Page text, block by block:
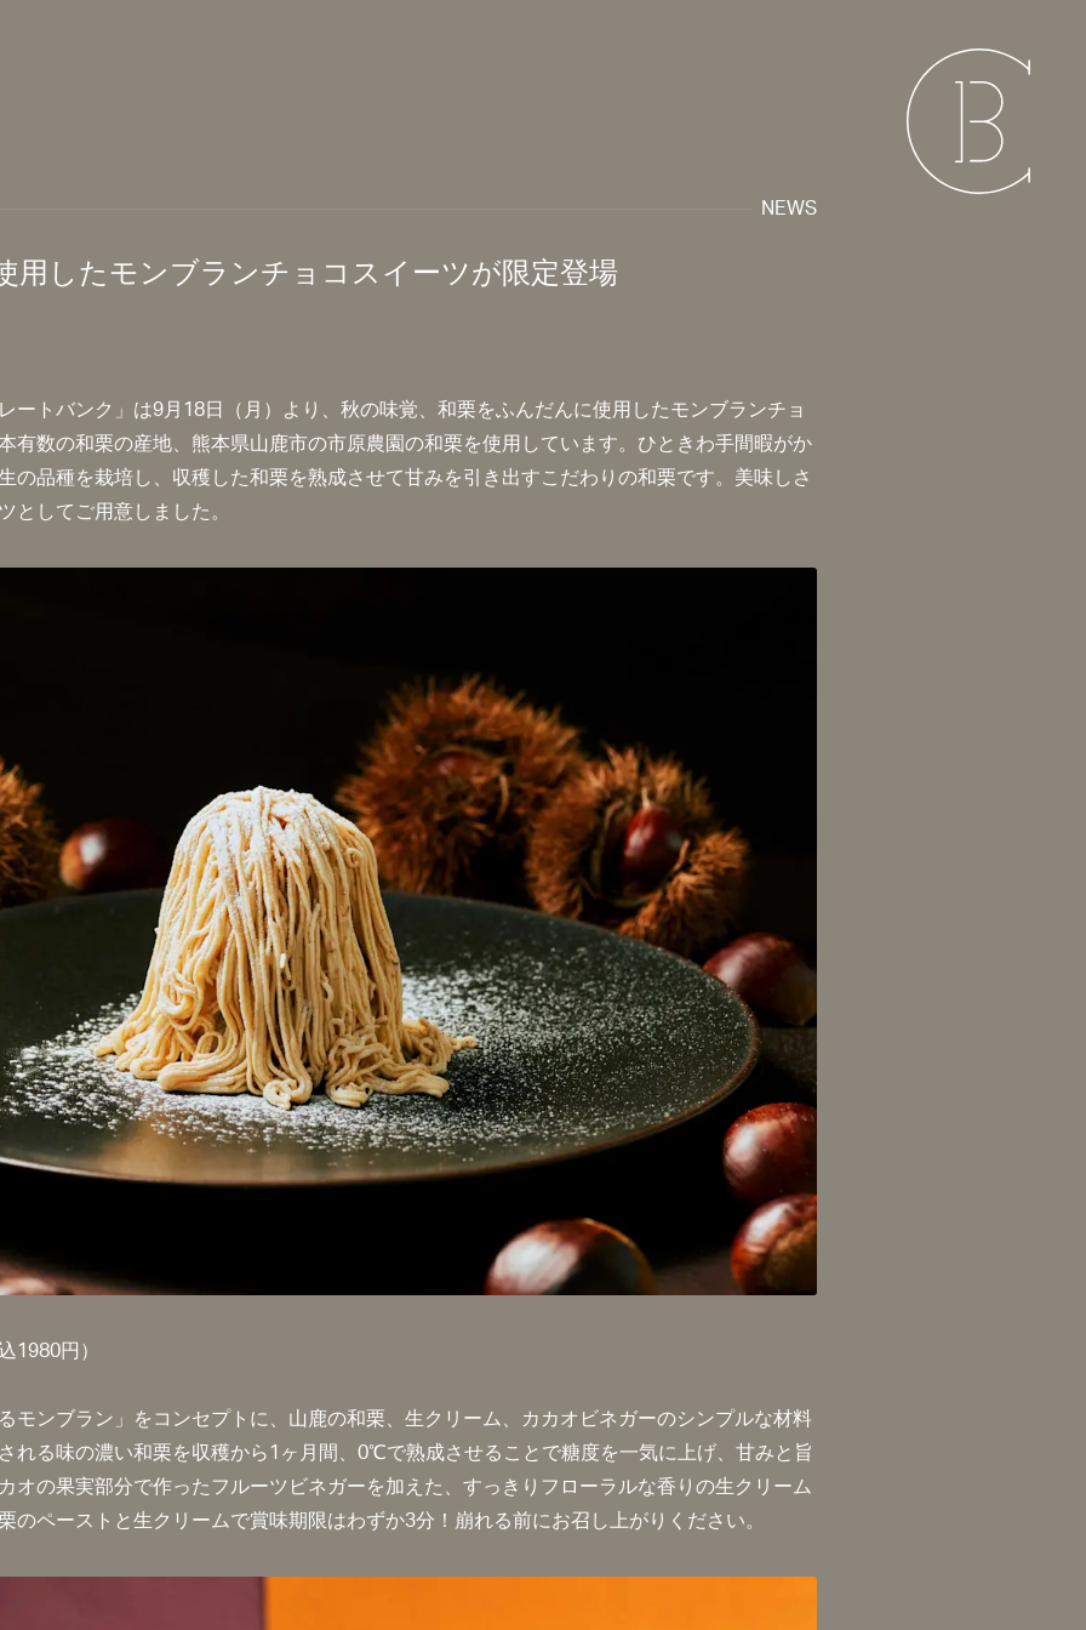
NEWS
用したモンブランチョコスイーツが限定登場
ートバンク」は9月18日（月）より、秋の味覚、和栗をふんだんに使用したモンブランチョ
有数の和栗の産地、熊本県山鹿市の市原農園の和栗を使用しています。ひときわ手間暇がか
の品種を栽培し、収穫した和栗を熟成させて甘みを引き出すこだわりの和栗です。美味しさ
としてご用意しました。
1980円）
モンブラン」をコンセプトに、山鹿の和栗、生クリーム、カカオビネガーのシンプルな材料
れる味の濃い和栗を収穫から1ヶ月間、0℃で熟成させることで糖度を一気に上げ、甘みと旨
オの果実部分で作ったフルーツビネガーを加えた、すっきりフローラルな香りの生クリーム
のペーストと生クリームで賞味期限はわずか3分！崩れる前にお召し上がりください。